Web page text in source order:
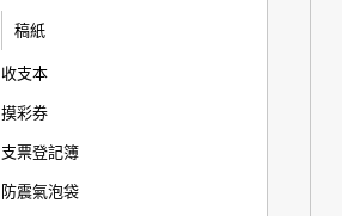
稿紙
收支本
摸彩券
支票登記簿
防震氣泡袋